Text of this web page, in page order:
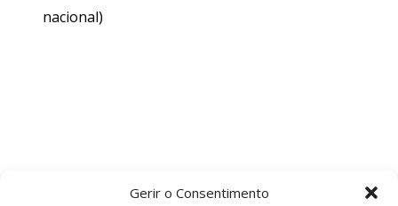
Gerir o Consentimento
nacional)